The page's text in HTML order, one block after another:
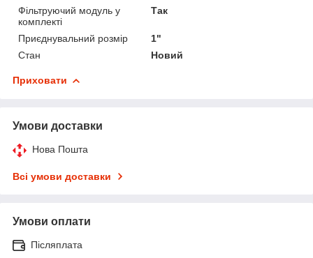
Фільтруючий модуль у
комплекті
Так
Приєднувальний розмір
1"
Стан
Новий
Приховати
Умови доставки
Нова Пошта
Всі умови доставки
Умови оплати
Післяплата